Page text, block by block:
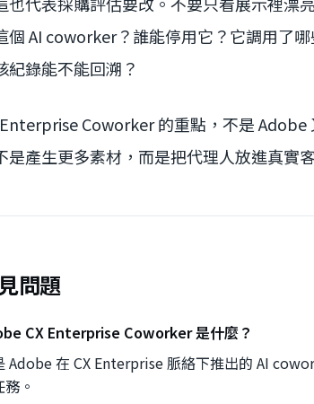
個 AI coworker？誰能停用它？它調用了
紀錄能不能回溯？
Coworker 的重點，不是 Adobe
是產生更多素材，而是把代理人放進真實
問題
CX Enterprise Coworker 是什麼？
Adobe 在 CX Enterprise 脈絡下推出的 AI
。